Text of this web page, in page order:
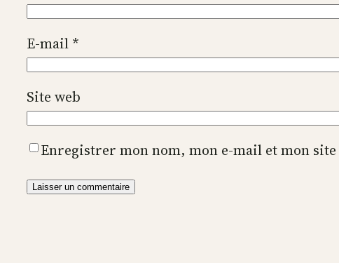
E-mail *
Site web
Enregistrer mon nom, mon e-mail et mon